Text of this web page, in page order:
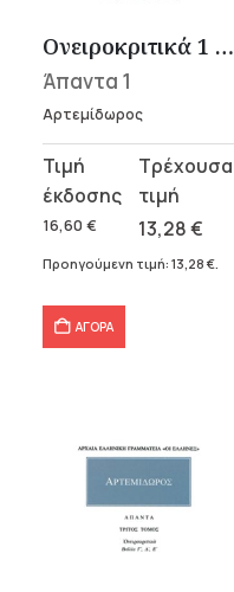
Ονειροκριτικά 1 (Βιβλίον Α΄) – Αρτεμίδωρος
Άπαντα 1
Αρτεμίδωρος
16,60 €
Original
price
was:
16,60 €.
13,28€
Η
τρέχουσα
τιμή
είναι:
Προηγούμενη τιμή: 13,28 €.
ΑΓΟΡΑ